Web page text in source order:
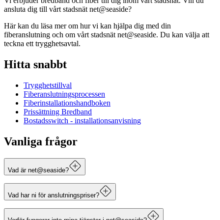
ansluta dig till vårt stadsnät net@seaside?
Här kan du läsa mer om hur vi kan hjälpa dig med din
fiberanslutning och om vårt stadsnät net@seaside. Du kan välja att
teckna ett trygghetsavtal.
Hitta snabbt
Trygghetstillval
Fiberanslutningsprocessen
Fiberinstallationshandboken
Prissättning Bredband
Bostadsswitch - installationsanvisning
Vanliga frågor
Vad är net@seaside?
net@seaside är Varbergs öppna stadsnät där du kan välja bland
många digitala tjänster.
Vad har ni för anslutningspriser?
Här hittar du våra anslutningspriser för net@seaside.